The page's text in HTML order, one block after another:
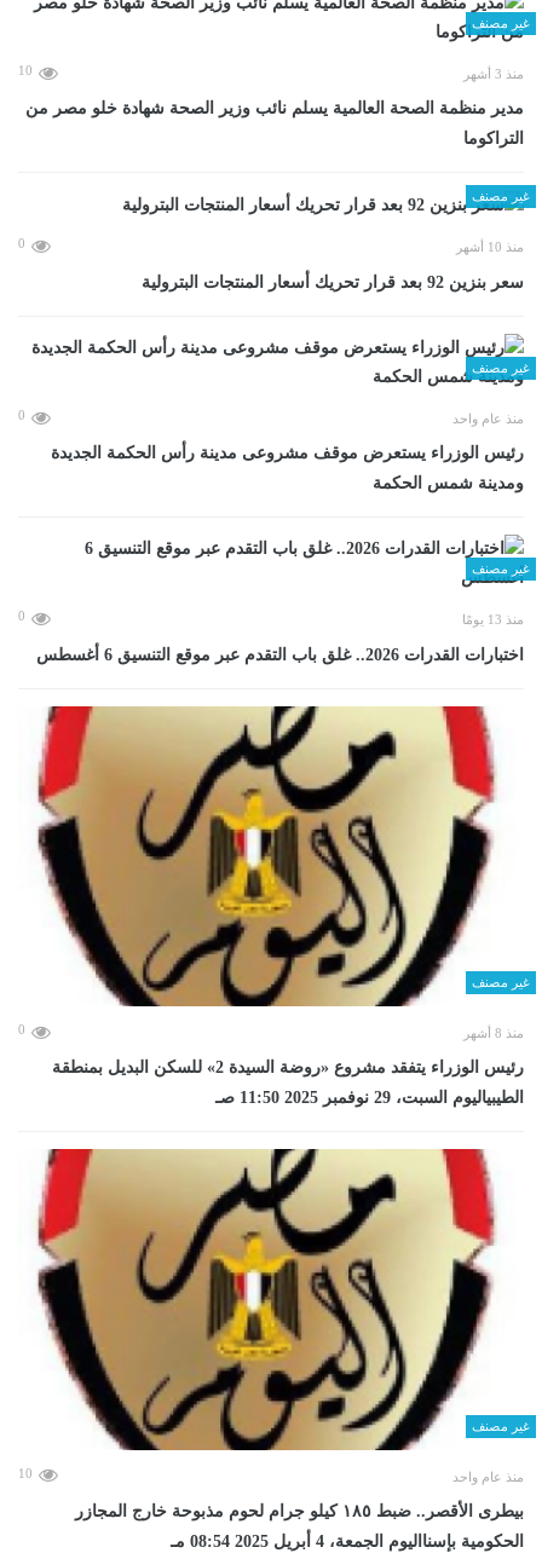
غير مصنف
منذ 3 أشهر 10
مدير منظمة الصحة العالمية يسلم نائب وزير الصحة شهادة خلو مصر من
التراكوما
غير مصنف
منذ 10 أشهر 0
سعر بنزين 92 بعد قرار تحريك أسعار المنتجات البترولية
غير مصنف
منذ عام واحد 0
رئيس الوزراء يستعرض موقف مشروعى مدينة رأس الحكمة الجديدة
ومدينة شمس الحكمة
غير مصنف
منذ 13 يومًا 0
اختبارات القدرات 2026.. غلق باب التقدم عبر موقع التنسيق 6 أغسطس
غير مصنف
منذ 8 أشهر 0
رئيس الوزراء يتفقد مشروع «روضة السيدة 2» للسكن البديل بمنطقة
الطيبياليوم السبت، 29 نوفمبر 2025 11:50 صـ
غير مصنف
منذ عام واحد 10
بيطرى الأقصر.. ضبط ١٨٥ كيلو جرام لحوم مذبوحة خارج المجازر
الحكومية بإسنااليوم الجمعة، 4 أبريل 2025 08:54 مـ